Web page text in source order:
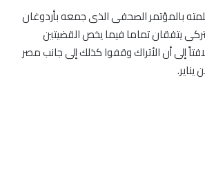
بالمؤتمر الصحفى الذى جمعه بأردوغان
يتفقان تماما فيما يخص القضيتين
إلى أن الأتراك وقفوا كذلك إلى جانب مصر